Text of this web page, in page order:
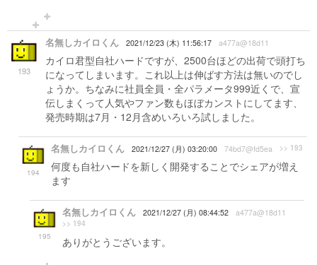
193
名無しカイロくん 2021/12/23 (木) 11:56:17 a477a@18d11
カイロ君型自社ハードですが、2500台ほどの出荷で頭打ち
になってしまいます。これ以上は伸ばす方法は無いのでし
ょうか。ちなみに社員全員・全パラメータ999近くで、宣
伝しまくって人気やファン数もほぼカンストにしてます、
発売時期は7月・12月含めいろいろ試しました。
194
名無しカイロくん 2021/12/27 (月) 03:20:00 74bd7@fd5ea >> 193
何度も自社ハードを新しく開発することでシェアが増え
ます
195
名無しカイロくん 2021/12/27 (月) 08:44:52 a477a@18d11
>> 194
ありがとうございます。